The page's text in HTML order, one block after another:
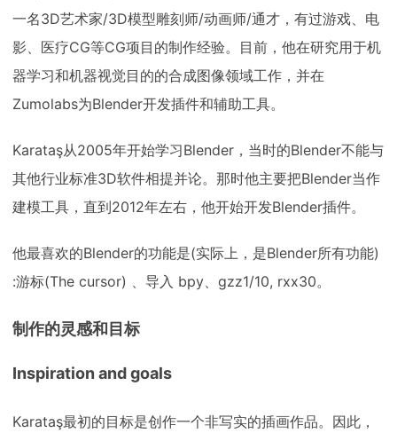
一名3D艺术家/3D模型雕刻师/动画师/通才，有过游戏、电
影、医疗CG等CG项目的制作经验。目前，他在研究用于机
器学习和机器视觉目的的合成图像领域工作，并在
Zumolabs为Blender开发插件和辅助工具。
Karataş从2005年开始学习Blender，当时的Blender不能与
其他行业标准3D软件相提并论。那时他主要把Blender当作
建模工具，直到2012年左右，他开始开发Blender插件。
他最喜欢的Blender的功能是(实际上，是Blender所有功能)
:游标(The cursor) 、导入 bpy、gzz1/10, rxx30。
制作的灵感和目标
Inspiration and goals
Karataş最初的目标是创作一个非写实的插画作品。因此，